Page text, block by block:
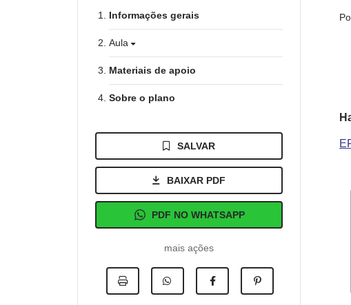
Informações gerais
Aula
Materiais de apoio
Sobre o plano
SALVAR
BAIXAR PDF
PDF NO WHATSAPP
mais ações